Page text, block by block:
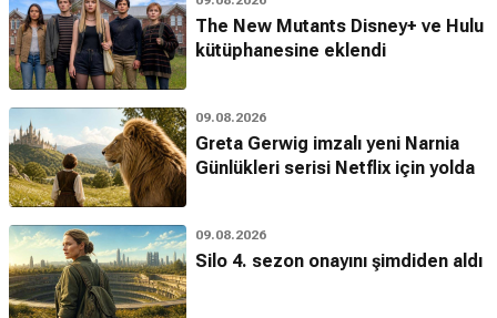
The New Mutants Disney+ ve Hulu
kütüphanesine eklendi
09.08.2026
Greta Gerwig imzalı yeni Narnia
Günlükleri serisi Netflix için yolda
09.08.2026
Silo 4. sezon onayını şimdiden aldı